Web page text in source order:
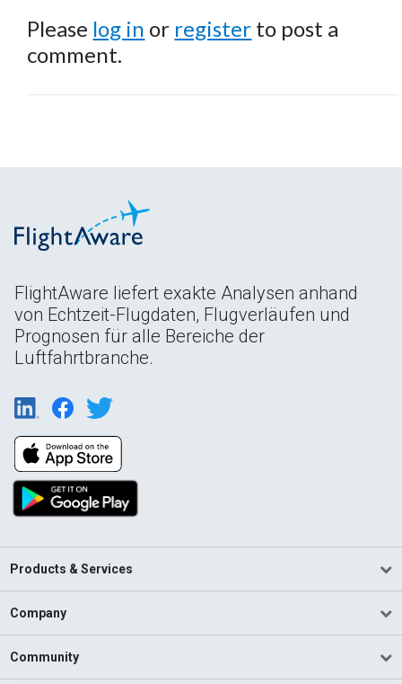
Please log in or register to post a
comment.
FlightAware liefert exakte Analysen anhand
von Echtzeit-Flugdaten, Flugverläufen und
Prognosen für alle Bereiche der
Luftfahrtbranche.
Products & Services
Company
Community